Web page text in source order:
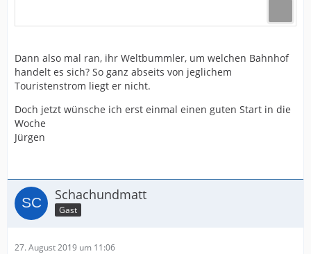
Dann also mal ran, ihr Weltbummler, um welchen Bahnhof
handelt es sich? So ganz abseits von jeglichem
Touristenstrom liegt er nicht.
Doch jetzt wünsche ich erst einmal einen guten Start in die
Woche
Jürgen
Schachundmatt
Gast
27. August 2019 um 11:06